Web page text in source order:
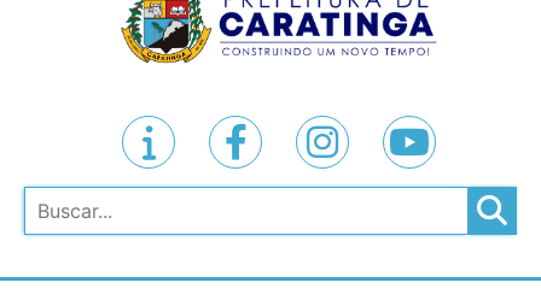
Pesquisar